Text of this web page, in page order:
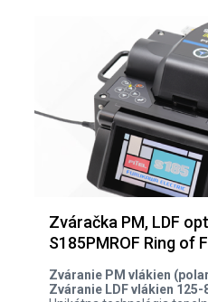
Zváračka PM, LDF
S185PMROF Ring of
Zváranie PM vlákien
Zváranie LDF vlákien